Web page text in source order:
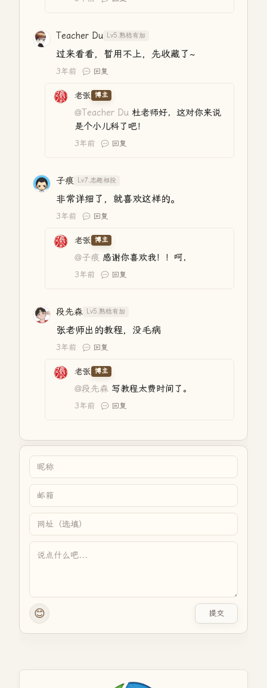
Teacher Du Lv5.熟稔有加
过来看看，暂用不上，先收藏了~
3年前 回复
老张 博主
@Teacher Du 杜老师好，这对你来说
是个小儿科了吧！
3年前 回复
子痕 Lv7.志趣相投
非常详细了，就喜欢这样的。
3年前 回复
老张 博主
@子痕 感谢你喜欢我！！呵，
3年前 回复
段先森 Lv5.熟稔有加
张老师出的教程，没毛病
3年前 回复
老张 博主
@段先森 写教程太费时间了。
3年前 回复
😊 提交